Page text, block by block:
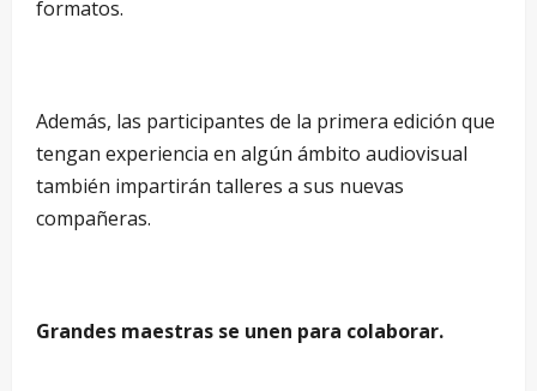
formatos.
Además, las participantes de la primera edición que
tengan experiencia en algún ámbito audiovisual
también impartirán talleres a sus nuevas
compañeras.
Grandes maestras se unen para colaborar.